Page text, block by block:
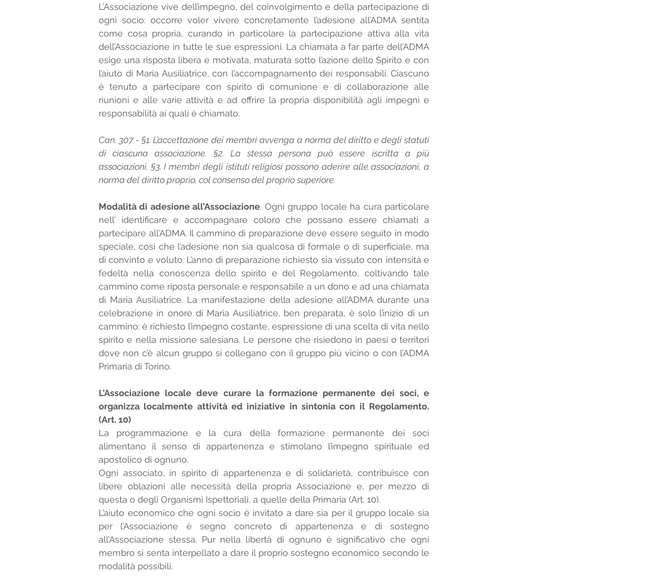
L’Associazione vive dell’impegno, del coinvolgimento e della partecipazione di
ogni socio: occorre voler vivere concretamente l’adesione all’ADMA sentita
come cosa propria, curando in particolare la partecipazione attiva alla vita
dell’Associazione in tutte le sue espressioni. La chiamata a far parte dell’ADMA
esige una risposta libera e motivata, maturata sotto l’azione dello Spirito e con
l’aiuto di Maria Ausiliatrice, con l’accompagnamento dei responsabili. Ciascuno
è tenuto a partecipare con spirito di comunione e di collaborazione alle
riunioni e alle varie attività e ad offrire la propria disponibilità agli impegni e
responsabilità ai quali è chiamato.
Can. 307 - §1. L’accettazione dei membri avvenga a norma del diritto e degli statuti
di ciascuna associazione. §2. La stessa persona può essere iscritta a più
associazioni. §3. I membri degli istituti religiosi possono aderire alle associazioni, a
norma del diritto proprio, col consenso del proprio superiore.
Modalità di adesione all’Associazione. Ogni gruppo locale ha cura particolare
nell’ identificare e accompagnare coloro che possano essere chiamati a
partecipare all’ADMA. Il cammino di preparazione deve essere seguito in modo
speciale, così che l’adesione non sia qualcosa di formale o di superficiale, ma
di convinto e voluto. L’anno di preparazione richiesto sia vissuto con intensità e
fedeltà nella conoscenza dello spirito e del Regolamento, coltivando tale
cammino come riposta personale e responsabile a un dono e ad una chiamata
di Maria Ausiliatrice. La manifestazione della adesione all’ADMA durante una
celebrazione in onore di Maria Ausiliatrice, ben preparata, è solo l’inizio di un
cammino: è richiesto l’impegno costante, espressione di una scelta di vita nello
spirito e nella missione salesiana. Le persone che risiedono in paesi o territori
dove non c’è alcun gruppo si collegano con il gruppo più vicino o con l’ADMA
Primaria di Torino.
L’Associazione locale deve curare la formazione permanente dei soci, e
organizza localmente attività ed iniziative in sintonia con il Regolamento.
(Art. 10)
La programmazione e la cura della formazione permanente dei soci
alimentano il senso di appartenenza e stimolano l’impegno spirituale ed
apostolico di ognuno.
Ogni associato, in spirito di appartenenza e di solidarietà, contribuisce con
libere oblazioni alle necessità della propria Associazione e, per mezzo di
questa o degli Organismi Ispettoriali, a quelle della Primaria (Art. 10).
L’aiuto economico che ogni socio è invitato a dare sia per il gruppo locale sia
per l’Associazione è segno concreto di appartenenza e di sostegno
all’Associazione stessa. Pur nella libertà di ognuno è significativo che ogni
membro si senta interpellato a dare il proprio sostegno economico secondo le
modalità possibili.